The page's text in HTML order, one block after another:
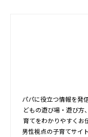
パパに役立つ情報を発
どもの遊び場・遊び方
育てをわかりやすくお
男性視点の子育てサイ